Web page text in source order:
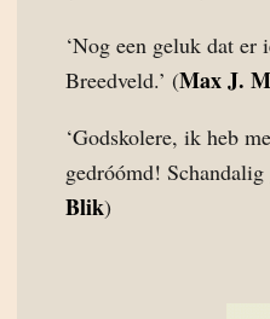
‘Nog een geluk dat er
Breedveld.’ (Max J.
‘Godskolere, ik heb
gedróómd! Schandalig
Blik)